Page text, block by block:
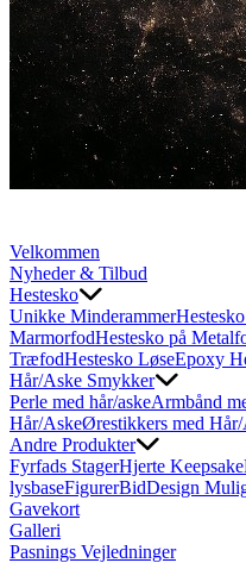
Velkommen
Nyheder & Tilbud
Hestesko
Unikke Minderammer
MarmorfodHestesko på
TræfodHestesko LøseEpoxy
Hår/Aske Smykker
Perle med hår/askeArmbånd
Hår/AskeØrestikkers med
Andre Produkter
Fyrfads StagerHjerte Keepsake
lysbaseFigurerBidDesign
Gavekort
Galleri
Pasnings Vejledninger